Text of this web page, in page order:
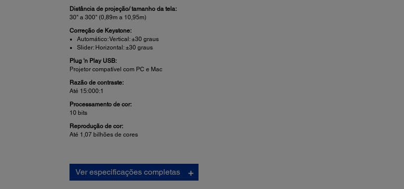
Distância de projeção/ tamanho da tela:
30" a 300" (0,89m a 10,95m)
Correção de Keystone:
Automático: Vertical: ±30 graus
Slider: Horizontal: ±30 graus
Plug 'n Play USB:
Projetor compatível com PC e Mac
Razão de contraste:
Até 15:000:1
Processamento de cor:
10 bits
Reprodução de cor:
Até 1,07 bilhões de cores
Ver especificações completas